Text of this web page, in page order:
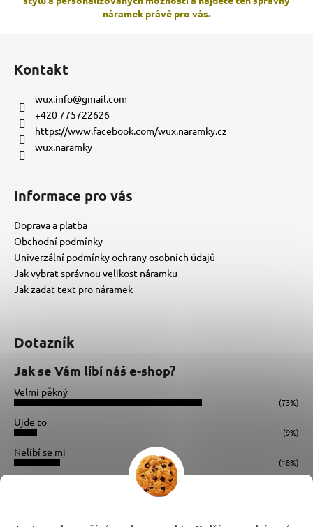
y
v
náramek právě pro vás.
Kontakt
wux.info@gmail.com
+420 775722626
https://www.facebook.com/wux.naramky.cz
wux.naramky
Informace pro vás
Doprava a platba
Obchodní podmínky
Univerzální podmínky ochrany osobních údajů
Jak vybrat správnou velikost náramku
Jak zadat text pro náramek
Dotazník
Jak se Vám líbí náš e-shop?
Velmi pěkný
(73%)
Ujde to
(9%)
Nelíbí se mi
(18%)
Instagram